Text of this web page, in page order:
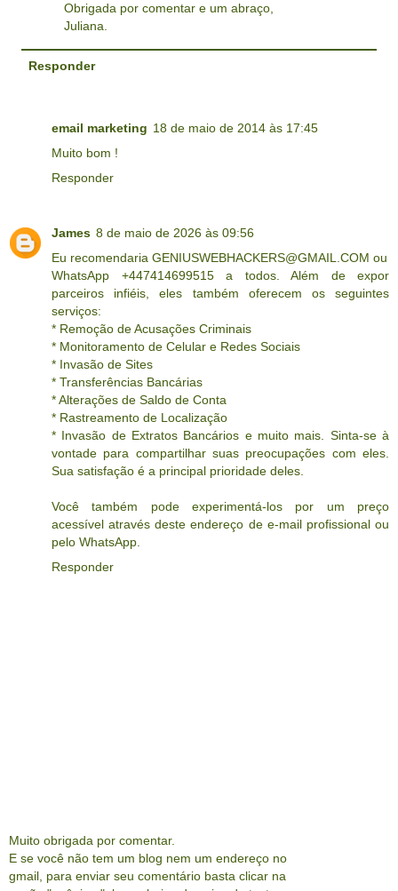
Obrigada por comentar e um abraço,
Juliana.
Responder
email marketing 18 de maio de 2014 às 17:45
Muito bom !
Responder
James 8 de maio de 2026 às 09:56
Eu recomendaria GENIUSWEBHACKERS@GMAIL.COM ou
WhatsApp +447414699515 a todos. Além de expor
parceiros infiéis, eles também oferecem os seguintes
serviços:
* Remoção de Acusações Criminais
* Monitoramento de Celular e Redes Sociais
* Invasão de Sites
* Transferências Bancárias
* Alterações de Saldo de Conta
* Rastreamento de Localização
* Invasão de Extratos Bancários e muito mais. Sinta-se à
vontade para compartilhar suas preocupações com eles.
Sua satisfação é a principal prioridade deles.
Você também pode experimentá-los por um preço
acessível através deste endereço de e-mail profissional ou
pelo WhatsApp.
Responder
Muito obrigada por comentar.
E se você não tem um blog nem um endereço no
gmail, para enviar seu comentário basta clicar na